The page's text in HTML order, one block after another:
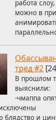
работа
можно в
тред #2
В прошлом
выяснили:
-чмаппа
блядство и